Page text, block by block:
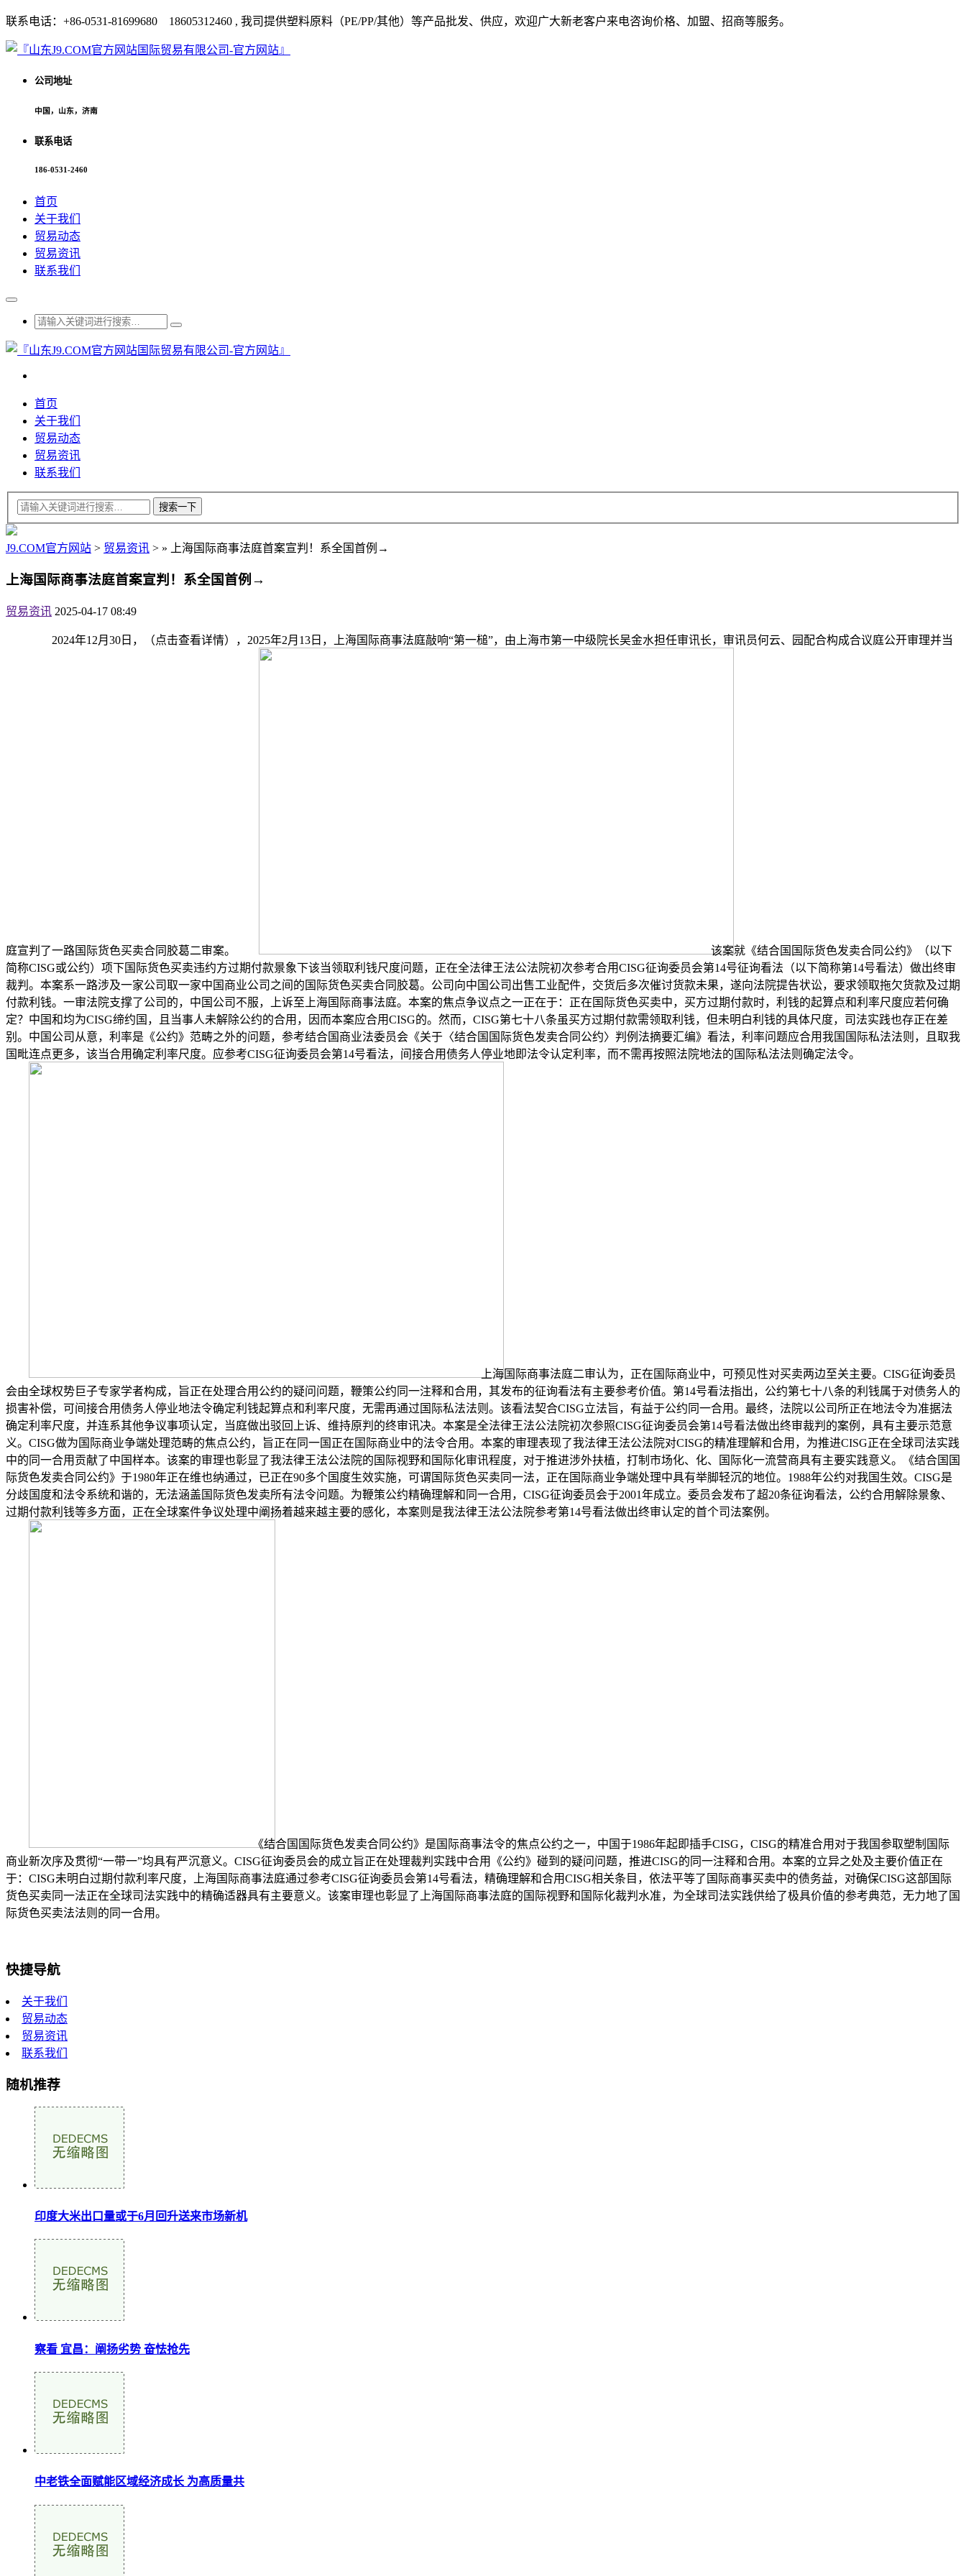
联系电话：+86-0531-81699680 18605312460 , 我司提供塑料原料（PE/PP/其他）等产品批发、供应，欢迎广大新老客户来电咨询价格、加盟、招商等服务。
公司地址
中国，山东，济南
联系电话
186-0531-2460
首页
关于我们
贸易动态
贸易资讯
联系我们
首页
关于我们
贸易动态
贸易资讯
联系我们
J9.COM官方网站 > 贸易资讯 > » 上海国际商事法庭首案宣判！系全国首例→
上海国际商事法庭首案宣判！系全国首例→
贸易资讯 2025-04-17 08:49
2024年12月30日，（点击查看详情），2025年2月13日，上海国际商事法庭敲响“第一槌”，由上海市第一中级院长吴金水担任审讯长，审讯员何云、园配合构成合议庭公开审理并当
庭宣判了一路国际货色买卖合同胶葛二审案。
该案就《结合国国际货色发卖合同公约》（以下
简称CISG或公约）项下国际货色买卖违约方过期付款景象下该当领取利钱尺度问题，正在全法律王法公法院初次参考合用CISG征询委员会第14号征询看法（以下简称第14号看法）做出终审
裁判。本案系一路涉及一家公司取一家中国商业公司之间的国际货色买卖合同胶葛。公司向中国公司出售工业配件，交货后多次催讨货款未果，遂向法院提告状讼，要求领取拖欠货款及过期
付款利钱。一审法院支撑了公司的，中国公司不服，上诉至上海国际商事法庭。本案的焦点争议点之一正在于：正在国际货色买卖中，买方过期付款时，利钱的起算点和利率尺度应若何确
定？中国和均为CISG缔约国，且当事人未解除公约的合用，因而本案应合用CISG的。然而，CISG第七十八条虽买方过期付款需领取利钱，但未明白利钱的具体尺度，司法实践也存正在差
别。中国公司从意，利率是《公约》范畴之外的问题，参考结合国商业法委员会《关于〈结合国国际货色发卖合同公约〉判例法摘要汇编》看法，利率问题应合用我国国际私法法则，且取我
国毗连点更多，该当合用确定利率尺度。应参考CISG征询委员会第14号看法，间接合用债务人停业地即法令认定利率，而不需再按照法院地法的国际私法法则确定法令。
上海国际商事法庭二审认为，正在国际商业中，可预见性对买卖两边至关主要。CISG征询委员
会由全球权势巨子专家学者构成，旨正在处理合用公约的疑问问题，鞭策公约同一注释和合用，其发布的征询看法有主要参考价值。第14号看法指出，公约第七十八条的利钱属于对债务人的
损害补偿，可间接合用债务人停业地法令确定利钱起算点和利率尺度，无需再通过国际私法法则。该看法契合CISG立法旨，有益于公约同一合用。最终，法院以公司所正在地法令为准据法
确定利率尺度，并连系其他争议事项认定，当庭做出驳回上诉、维持原判的终审讯决。本案是全法律王法公法院初次参照CISG征询委员会第14号看法做出终审裁判的案例，具有主要示范意
义。CISG做为国际商业争端处理范畴的焦点公约，旨正在同一国正在国际商业中的法令合用。本案的审理表现了我法律王法公法院对CISG的精准理解和合用，为推进CISG正在全球司法实践
中的同一合用贡献了中国样本。该案的审理也彰显了我法律王法公法院的国际视野和国际化审讯程度，对于推进涉外扶植，打制市场化、化、国际化一流营商具有主要实践意义。《结合国国
际货色发卖合同公约》于1980年正在维也纳通过，已正在90多个国度生效实施，可谓国际货色买卖同一法，正在国际商业争端处理中具有举脚轻沉的地位。1988年公约对我国生效。CISG是
分歧国度和法令系统和谐的，无法涵盖国际货色发卖所有法令问题。为鞭策公约精确理解和同一合用，CISG征询委员会于2001年成立。委员会发布了超20条征询看法，公约合用解除景象、
过期付款利钱等多方面，正在全球案件争议处理中阐扬着越来越主要的感化，本案则是我法律王法公法院参考第14号看法做出终审认定的首个司法案例。
《结合国国际货色发卖合同公约》是国际商事法令的焦点公约之一，中国于1986年起即插手CISG，CISG的精准合用对于我国参取塑制国际
商业新次序及贯彻“一带一”均具有严沉意义。CISG征询委员会的成立旨正在处理裁判实践中合用《公约》碰到的疑问问题，推进CISG的同一注释和合用。本案的立异之处及主要价值正在
于：CISG未明白过期付款利率尺度，上海国际商事法庭通过参考CISG征询委员会第14号看法，精确理解和合用CISG相关条目，依法平等了国际商事买卖中的债务益，对确保CISG这部国际
货色买卖同一法正在全球司法实践中的精确适器具有主要意义。该案审理也彰显了上海国际商事法庭的国际视野和国际化裁判水准，为全球司法实践供给了极具价值的参考典范，无力地了国
际货色买卖法法则的同一合用。
快捷导航
关于我们
贸易动态
贸易资讯
联系我们
随机推荐
印度大米出口量或于6月回升送来市场新机
察看 宜昌：阐扬劣势 奋怯抢先
中老铁全面赋能区域经济成长 为高质量共